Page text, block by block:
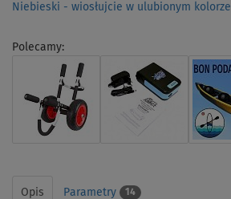
Niebieski - wiosłujcie w ulubionym kolorze
Polecamy:
Opis Parametry 14